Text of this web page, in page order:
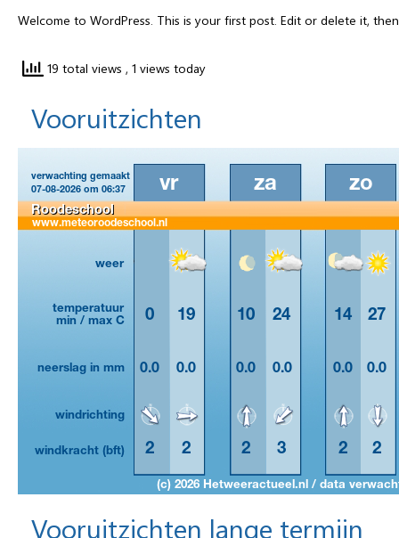
Welcome to WordPress. This is your first post. Edit or delete it,
19 total views , 1 views today
Vooruitzichten
Vooruitzichten lange termijn